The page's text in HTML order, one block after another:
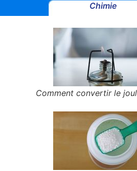
Chimie
Comment convertir le